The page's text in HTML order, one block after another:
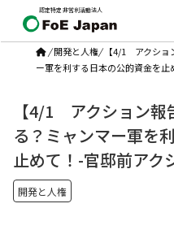
認定特定非営利活動法人
/開発と人権/
【4/1 アクショ
ー軍を利する日本の公的資金を止
【4/1 アクション報
る？ミャンマー軍を
止めて！-官邸前アク
開発と人権